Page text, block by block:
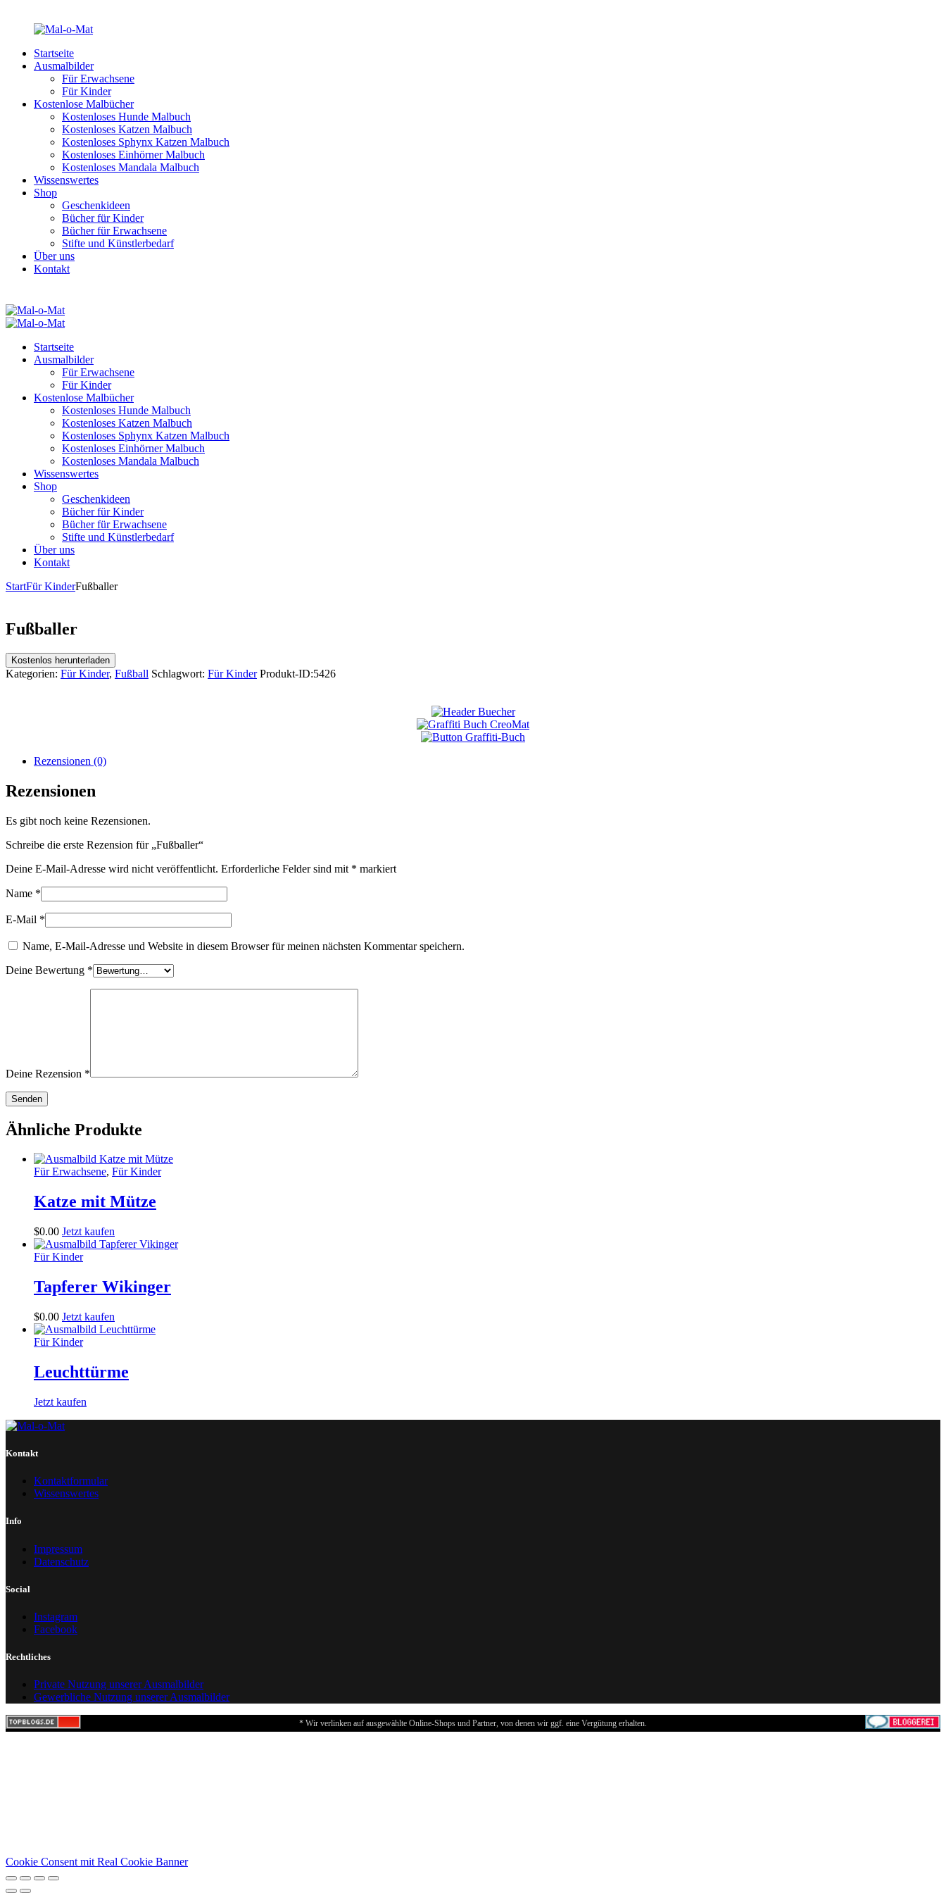
Startseite
Ausmalbilder
Für Erwachsene
Für Kinder
Kostenlose Malbücher
Kostenloses Hunde Malbuch
Kostenloses Katzen Malbuch
Kostenloses Sphynx Katzen Malbuch
Kostenloses Einhörner Malbuch
Kostenloses Mandala Malbuch
Wissenswertes
Shop
Geschenkideen
Bücher für Kinder
Bücher für Erwachsene
Stifte und Künstlerbedarf
Über uns
Kontakt
Startseite
Ausmalbilder
Für Erwachsene
Für Kinder
Kostenlose Malbücher
Kostenloses Hunde Malbuch
Kostenloses Katzen Malbuch
Kostenloses Sphynx Katzen Malbuch
Kostenloses Einhörner Malbuch
Kostenloses Mandala Malbuch
Wissenswertes
Shop
Geschenkideen
Bücher für Kinder
Bücher für Erwachsene
Stifte und Künstlerbedarf
Über uns
Kontakt
StartFür KinderFußballer
Fußballer
Kostenlos herunterladen
Kategorien: Für Kinder, Fußball Schlagwort: Für Kinder Produkt-ID:5426
Rezensionen (0)
Rezensionen
Es gibt noch keine Rezensionen.
Schreibe die erste Rezension für „Fußballer“
Deine E-Mail-Adresse wird nicht veröffentlicht. Erforderliche Felder sind mit * markiert
Name *
E-Mail *
Name, E-Mail-Adresse und Website in diesem Browser für meinen nächsten Kommentar speichern.
Deine Bewertung *
Deine Rezension *
Ähnliche Produkte
Für Erwachsene, Für Kinder
Katze mit Mütze
$0.00 Jetzt kaufen
Für Kinder
Tapferer Wikinger
$0.00 Jetzt kaufen
Für Kinder
Leuchttürme
Jetzt kaufen
Kontakt
Kontaktformular
Wissenswertes
Info
Impressum
Datenschutz
Social
Instagram
Facebook
Rechtliches
Private Nutzung unserer Ausmalbilder
Gewerbliche Nutzung unserer Ausmalbilder
* Wir verlinken auf ausgewählte Online-Shops und Partner, von denen wir ggf. eine Vergütung erhalten.
Cookie Consent mit Real Cookie Banner